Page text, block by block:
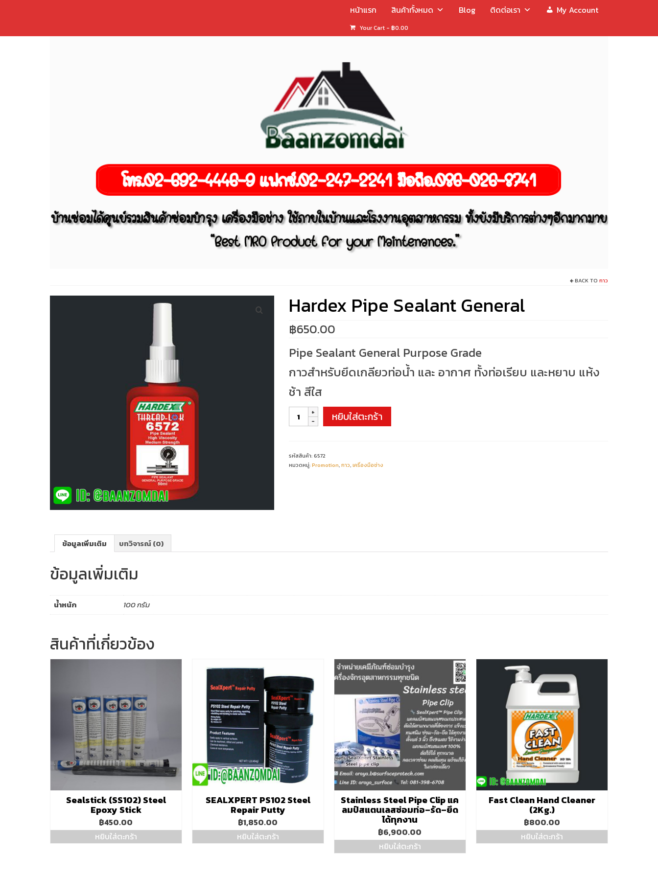
หน้าแรก สินค้าทั้งหมด Blog ติดต่อเรา My Account
Your Cart - ฿0.00
BACK TO กาว
Hardex Pipe Sealant General
฿650.00
Pipe Sealant General Purpose Grade
กาวสำหรับยึดเกลียวท่อน้ำ และ อากาศ ทั้งท่อเรียบ และหยาบ แห้ง
ช้า สีใส
จำนวน
Hardex
Pipe
ชิ้น
หยิบใส่ตะกร้า
รหัสสินค้า:6572
หมวดหมู่:Promotion,กาว,เครื่องมือช่าง
ข้อมูลเพิ่มเติม บทวิจารณ์ (0)
ข้อมูลเพิ่มเติม
น้ำหนัก 100 กรัม
สินค้าที่เกี่ยวข้อง
Sealstick (SS102) Steel
Epoxy Stick
฿450.00
หยิบใส่ตะกร้า
SEALXPERT PS102 Steel
Repair Putty
฿1,850.00
หยิบใส่ตะกร้า
Stainless Steel Pipe Clip แค
ลมป์สแตนเลสซ่อมท่อ–รัด–ยึด
ได้ทุกงาน
฿6,900.00
หยิบใส่ตะกร้า
Fast Clean Hand Cleaner
(2Kg.)
฿800.00
หยิบใส่ตะกร้า